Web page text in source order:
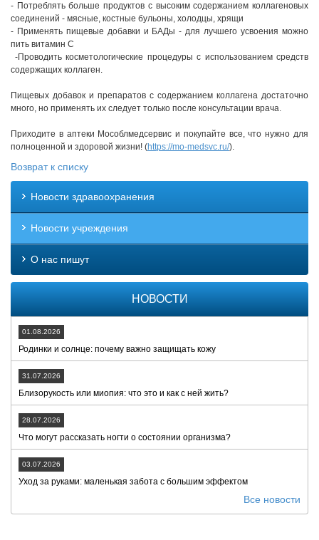
- Потреблять больше продуктов с высоким содержанием коллагеновых
соединений - мясные, костные бульоны, холодцы, хрящи
- Применять пищевые добавки и БАДы - для лучшего усвоения можно
пить витамин С
-Проводить косметологические процедуры с использованием средств
содержащих коллаген.
Пищевых добавок и препаратов с содержанием коллагена достаточно
много, но применять их следует только после консультации врача.
Приходите в аптеки Мособлмедсервис и покупайте все, что нужно для
полноценной и здоровой жизни! (https://mo-medsvc.ru/).
Возврат к списку
Новости здравоохранения
Новости учреждения
О нас пишут
НОВОСТИ
01.08.2026
Родинки и солнце: почему важно защищать кожу
31.07.2026
Близорукость или миопия: что это и как с ней жить?
28.07.2026
Что могут рассказать ногти о состоянии организма?
03.07.2026
Уход за руками: маленькая забота с большим эффектом
Все новости